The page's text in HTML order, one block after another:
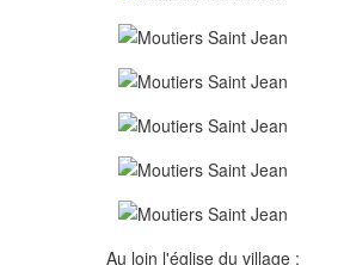
Au loin l'église du village :